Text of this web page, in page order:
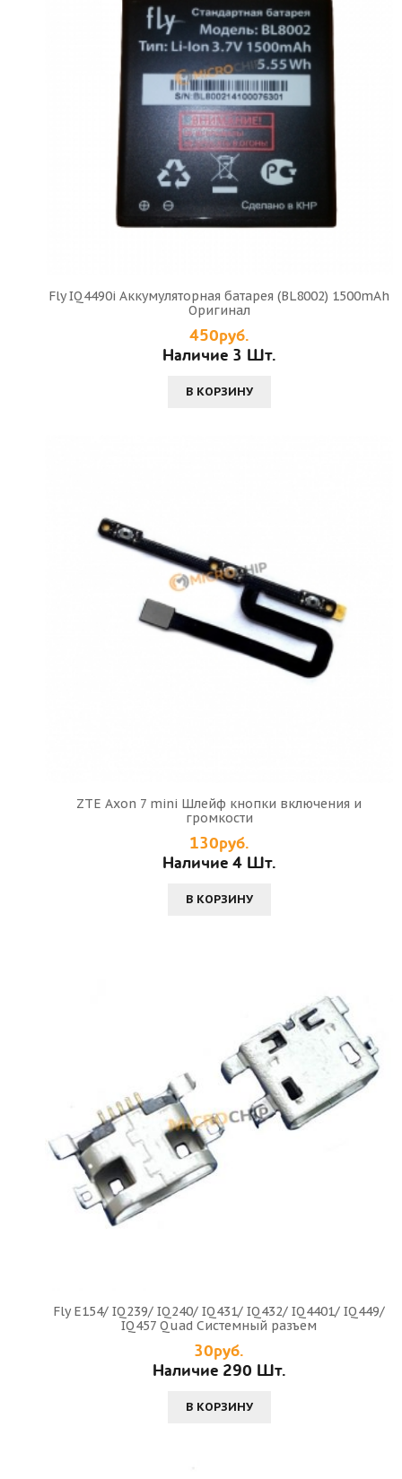
Fly IQ4490i Аккумуляторная батарея (BL8002) 1500mAh
Оригинал
450руб.
Наличие 3 Шт.
В КОРЗИНУ
ZTE Axon 7 mini Шлейф кнопки включения и
громкости
130руб.
Наличие 4 Шт.
В КОРЗИНУ
Fly E154/ IQ239/ IQ240/ IQ431/ IQ432/ IQ4401/ IQ449/
IQ457 Quad Системный разъем
30руб.
Наличие 290 Шт.
В КОРЗИНУ